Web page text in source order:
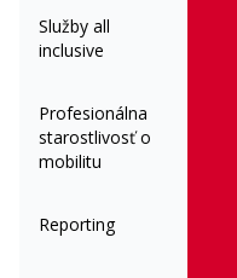
Assist + Emergency Assist
Automatické udržiavanie
Upozornenie na premávku pri
vystupovaní z vozidla
Zadná parkovacia kamera
Služby all
inclusive
Profesionálna
starostlivosť o
mobilitu
Reporting